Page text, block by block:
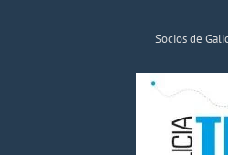
Socios de